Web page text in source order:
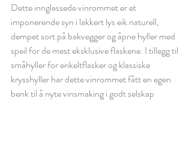
Dette innglassede vinrommet er et
imponerende syn i lakkert lys eik naturell,
dempet sort på bakvegger og åpne hyller med
speil for de mest eksklusive flaskene. I tillegg til
småhyller for enkeltflasker og klassiske
krysshyller har dette vinrommet fått en egen
benk til å nyte vinsmaking i godt selskap